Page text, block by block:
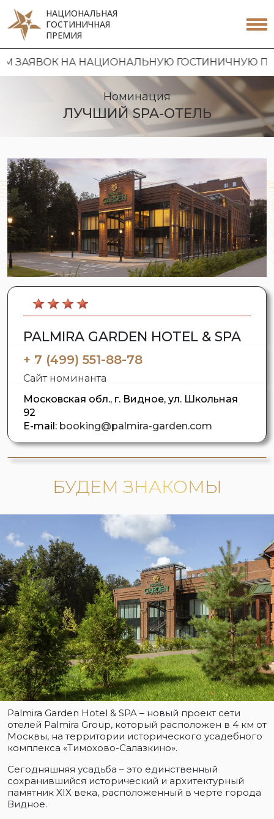
НАЦИОНАЛЬНАЯ
ГОСТИНИЧНАЯ
ПРЕМИЯ
НА НАЦИОНАЛЬНУЮ ГОСТИНИЧНУЮ ПРЕМИЮ
Номинация
ЛУЧШИЙ SPA-ОТЕЛЬ
PALMIRA GARDEN HOTEL & SPA
+ 7 (499) 551-88-78
Сайт номинанта
Московская обл., г. Видное, ул. Школьная
92
E-mail: booking@palmira-garden.com
БУДЕМ ЗНАКОМЫ
Palmira Garden Hotel & SPA – новый проект сети
отелей Palmira Group, который расположен в 4 км от
Москвы, на территории исторического усадебного
комплекса «Тимохово-Салазкино».
Сегодняшняя усадьба – это единственный
сохранившийся исторический и архитектурный
памятник XIX века, расположенный в черте города
Видное.